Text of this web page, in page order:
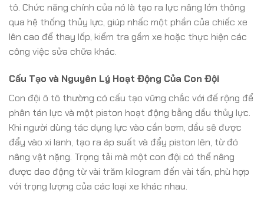
tô. Chức năng chính của nó là tạo ra lực nâng lớn thông
qua hệ thống thủy lực, giúp nhấc một phần của chiếc xe
lên cao để thay lốp, kiểm tra gầm xe hoặc thực hiện các
công việc sửa chữa khác.
Cấu Tạo và Nguyên Lý Hoạt Động Của Con Đội
Con đội ô tô thường có cấu tạo vững chắc với đế rộng để
phân tán lực và một piston hoạt động bằng dầu thủy lực.
Khi người dùng tác dụng lực vào cần bơm, dầu sẽ được
đẩy vào xi lanh, tạo ra áp suất và đẩy piston lên, từ đó
nâng vật nặng. Trọng tải mà một con đội có thể nâng
được dao động từ vài trăm kilogram đến vài tấn, phù hợp
với trọng lượng của các loại xe khác nhau.